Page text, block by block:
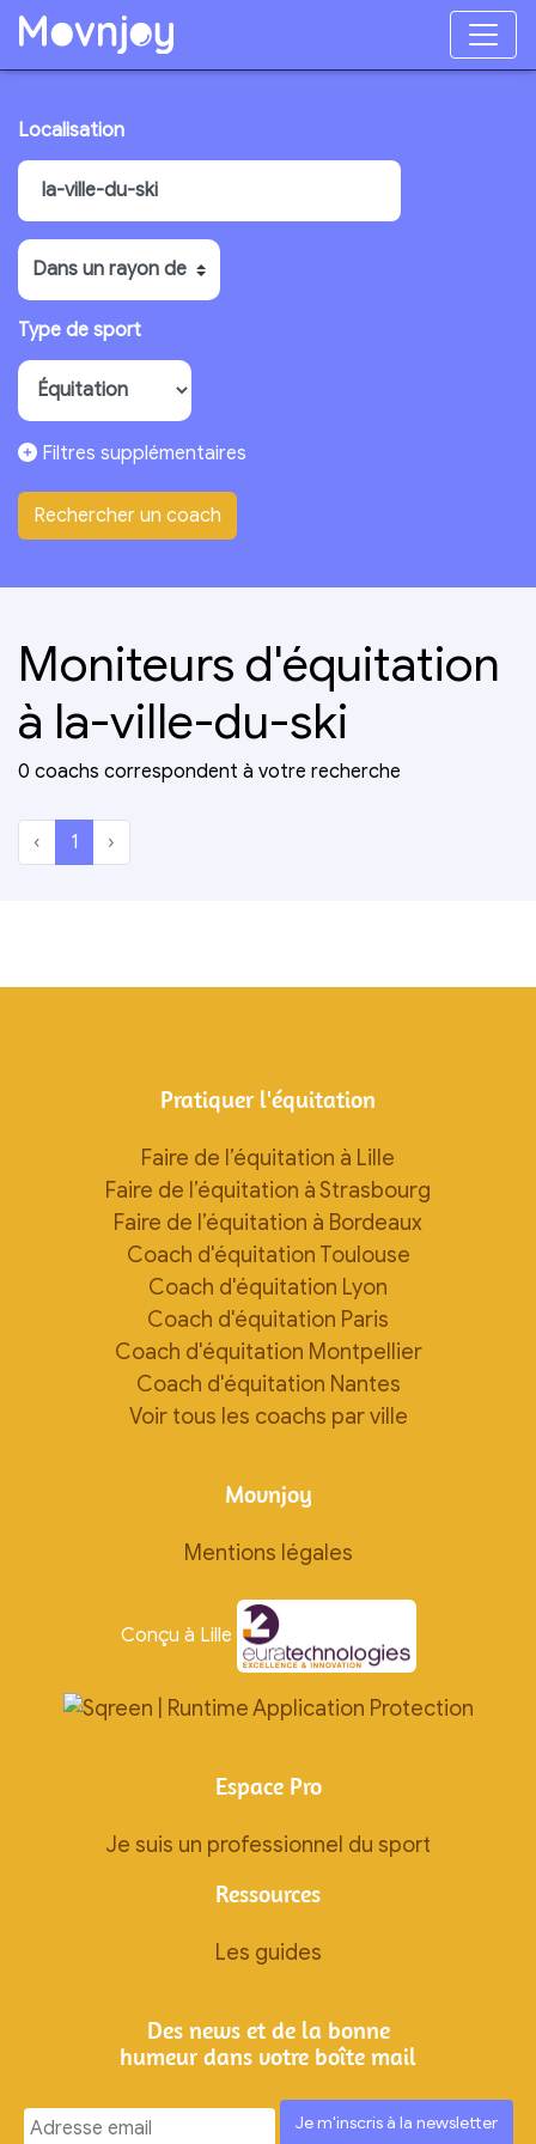
Localisation
Type de sport
Filtres supplémentaires
Moniteurs d'équitation
à la-ville-du-ski
0 coachs correspondent à votre recherche
‹ 1 ›
Pratiquer l'équitation
Faire de l’équitation à Lille
Faire de l’équitation à Strasbourg
Faire de l’équitation à Bordeaux
Coach d'équitation Toulouse
Coach d'équitation Lyon
Coach d'équitation Paris
Coach d'équitation Montpellier
Coach d'équitation Nantes
Voir tous les coachs par ville
Movnjoy
Mentions légales
Conçu à Lille
Espace Pro
Je suis un professionnel du sport
Ressources
Les guides
Des news et de la bonne
humeur dans votre boîte mail